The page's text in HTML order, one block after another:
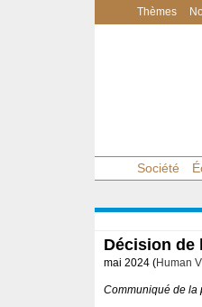
Thèmes
Société
Décision de
mai 2024 (Human
Communiqué de la